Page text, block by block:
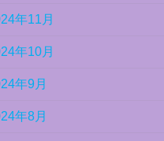
年11月
年10月
年9月
年8月